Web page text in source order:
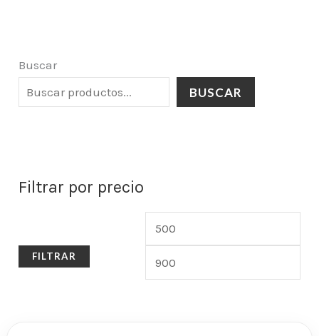
Buscar
BUSCAR
Filtrar por precio
FILTRAR